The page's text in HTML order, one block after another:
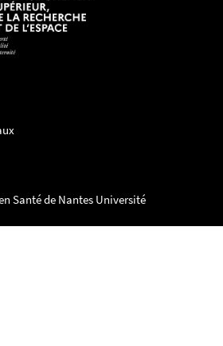
Santé de Nantes Université